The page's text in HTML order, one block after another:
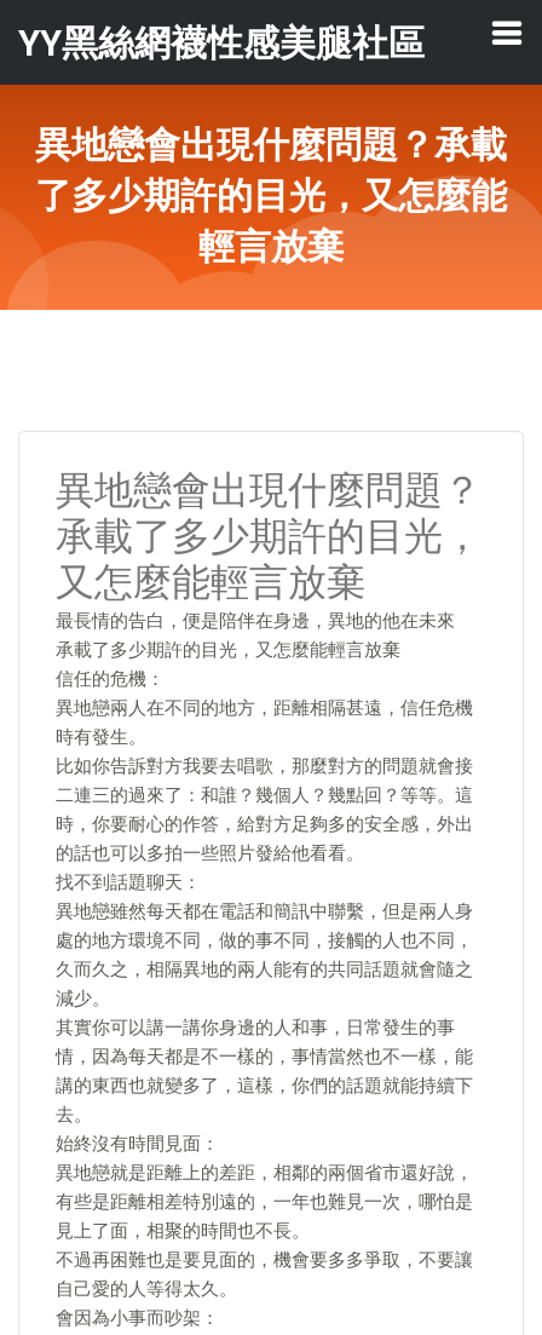
YY黑絲網襪性感美腿社區
異地戀會出現什麼問題？承載
了多少期許的目光，又怎麼能
輕言放棄
異地戀會出現什麼問題？
承載了多少期許的目光，
又怎麼能輕言放棄
最長情的告白，便是陪伴在身邊，異地的他在未來
承載了多少期許的目光，又怎麼能輕言放棄
信任的危機：
異地戀兩人在不同的地方，距離相隔甚遠，信任危機
時有發生。
比如你告訴對方我要去唱歌，那麼對方的問題就會接
二連三的過來了：和誰？幾個人？幾點回？等等。這
時，你要耐心的作答，給對方足夠多的安全感，外出
的話也可以多拍一些照片發給他看看。
找不到話題聊天：
異地戀雖然每天都在電話和簡訊中聯繫，但是兩人身
處的地方環境不同，做的事不同，接觸的人也不同，
久而久之，相隔異地的兩人能有的共同話題就會隨之
減少。
其實你可以講一講你身邊的人和事，日常發生的事
情，因為每天都是不一樣的，事情當然也不一樣，能
講的東西也就變多了，這樣，你們的話題就能持續下
去。
始終沒有時間見面：
異地戀就是距離上的差距，相鄰的兩個省市還好說，
有些是距離相差特別遠的，一年也難見一次，哪怕是
見上了面，相聚的時間也不長。
不過再困難也是要見面的，機會要多多爭取，不要讓
自己愛的人等得太久。
會因為小事而吵架：